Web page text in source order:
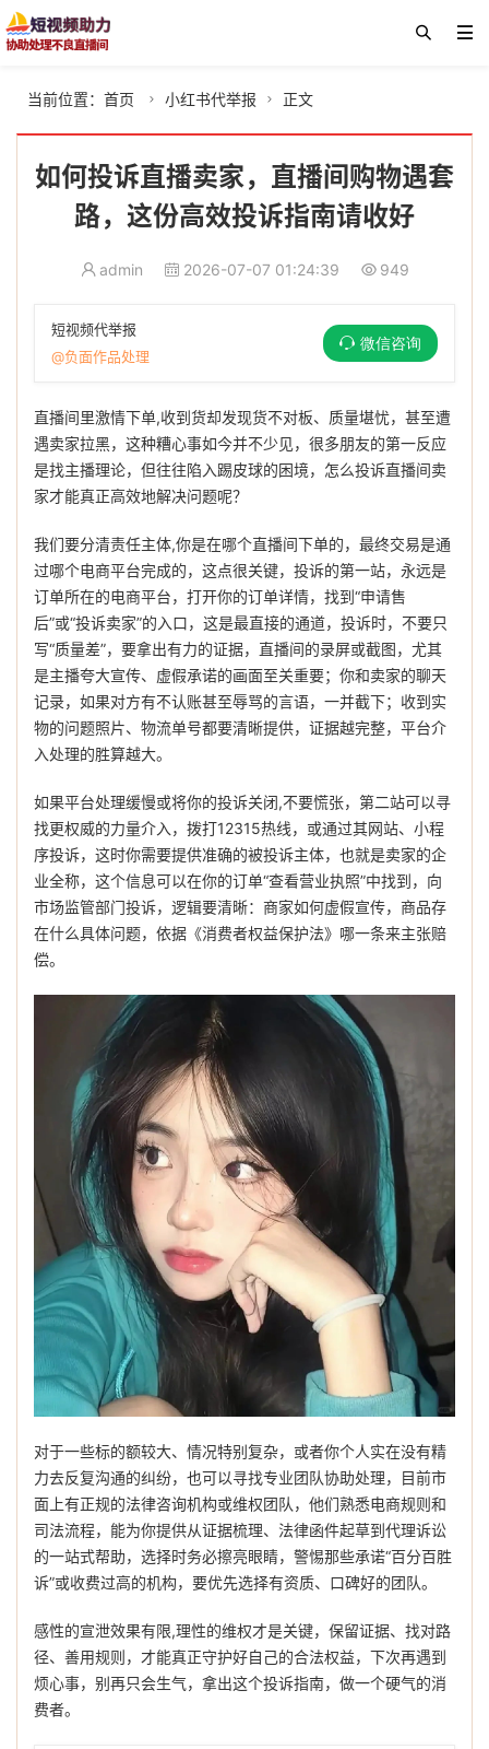
当前位置： 首页  小红书代举报  正文
如何投诉直播卖家，直播间购物遇套
路，这份高效投诉指南请收好
admin 2026-07-07 01:24:39 949
短视频代举报
@负面作品处理
微信咨询
直播间里激情下单,收到货却发现货不对板、质量堪忧，甚至遭
遇卖家拉黑，这种糟心事如今并不少见，很多朋友的第一反应
是找主播理论，但往往陷入踢皮球的困境，怎么投诉直播间卖
家才能真正高效地解决问题呢？
我们要分清责任主体,你是在哪个直播间下单的，最终交易是通
过哪个电商平台完成的，这点很关键，投诉的第一站，永远是
订单所在的电商平台，打开你的订单详情，找到“申请售
后”或“投诉卖家”的入口，这是最直接的通道，投诉时，不要只
写“质量差”，要拿出有力的证据，直播间的录屏或截图，尤其
是主播夸大宣传、虚假承诺的画面至关重要；你和卖家的聊天
记录，如果对方有不认账甚至辱骂的言语，一并截下；收到实
物的问题照片、物流单号都要清晰提供，证据越完整，平台介
入处理的胜算越大。
如果平台处理缓慢或将你的投诉关闭,不要慌张，第二站可以寻
找更权威的力量介入，拨打12315热线，或通过其网站、小程
序投诉，这时你需要提供准确的被投诉主体，也就是卖家的企
业全称，这个信息可以在你的订单“查看营业执照”中找到，向
市场监管部门投诉，逻辑要清晰：商家如何虚假宣传，商品存
在什么具体问题，依据《消费者权益保护法》哪一条来主张赔
偿。
对于一些标的额较大、情况特别复杂，或者你个人实在没有精
力去反复沟通的纠纷，也可以寻找专业团队协助处理，目前市
面上有正规的法律咨询机构或维权团队，他们熟悉电商规则和
司法流程，能为你提供从证据梳理、法律函件起草到代理诉讼
的一站式帮助，选择时务必擦亮眼睛，警惕那些承诺“百分百胜
诉”或收费过高的机构，要优先选择有资质、口碑好的团队。
感性的宣泄效果有限,理性的维权才是关键，保留证据、找对路
径、善用规则，才能真正守护好自己的合法权益，下次再遇到
烦心事，别再只会生气，拿出这个投诉指南，做一个硬气的消
费者。